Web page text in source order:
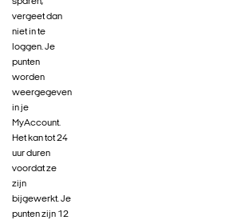
vergeet dan
niet in te
loggen. Je
punten
worden
weergegeven
in je
MyAccount.
Het kan tot 24
uur duren
voordat ze
zijn
bijgewerkt. Je
punten zijn 12